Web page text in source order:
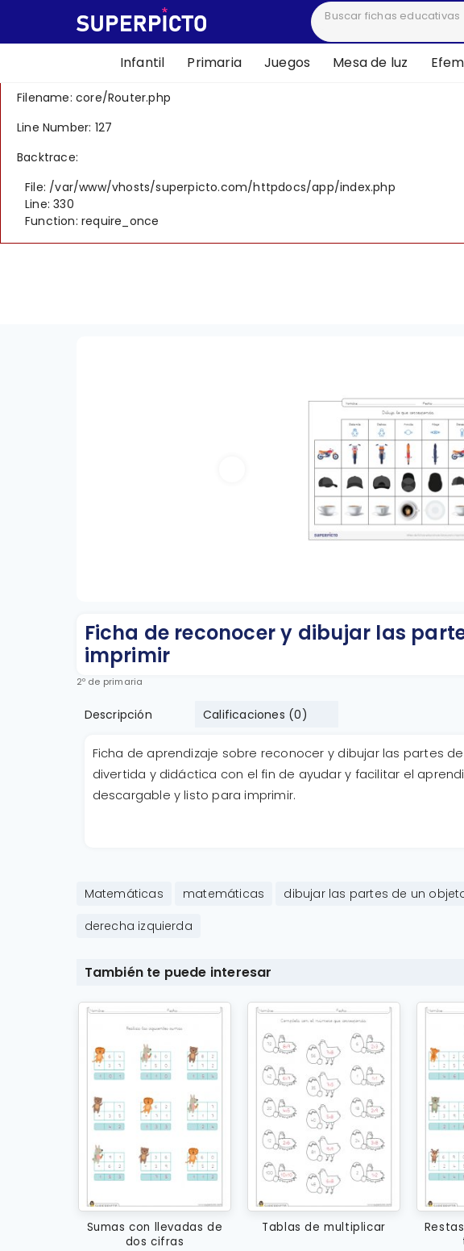
A PHP Error was encountered
Message: Creation of dynamic property CI_Router::$uri is deprecated
Filename: core/Router.php
Line Number: 127
Backtrace:
File: /var/www/vhosts/superpicto.com/httpdocs/app/index.php
Line: 330
Function: require_once
Infantil Primaria Juegos Mesa de luz
Ficha de reconocer y dibujar las
imprimir
2º de primaria
Descripción Calificaciones (0)
Ficha de aprendizaje sobre reconocer y dibujar las partes
divertida y didáctica con el fin de ayudar y facilitar el
descargable y listo para imprimir.
Matemáticas matemáticas dibujar las partes de un
derecha izquierda
También te puede interesar
Sumas con llevadas de
dos cifras
Tablas de multiplicar